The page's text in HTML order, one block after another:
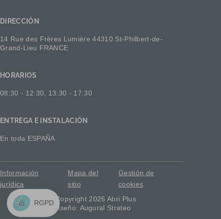
RGPD
DIRECCIÓN
14 Rue des Frères Lumière 44310 St-Philbert-de-
Grand-Lieu FRANCE
HORARIOS
08:30 - 12:30, 13:30 - 17:30
ENTREGA E INSTALACIÓN
En toda ESPAÑA
Información
jurídica
Mapa del
sitio
Gestión de
cookies
© Copyright 2026 Abri Plus
Diseño: Augural Strateo